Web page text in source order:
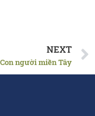
NEXT
Con người miền Tây